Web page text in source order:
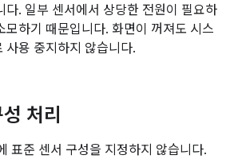
다. 일부 센서에서 상당한 전원이 필요하
모하기 때문입니다. 화면이 꺼져도 시스
사용 중지하지 않습니다.
처리
표준 센서 구성을 지정하지 않습니다.